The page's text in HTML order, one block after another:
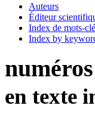
Auteurs
Éditeur
Index de mots-
Index by
numéros
en texte